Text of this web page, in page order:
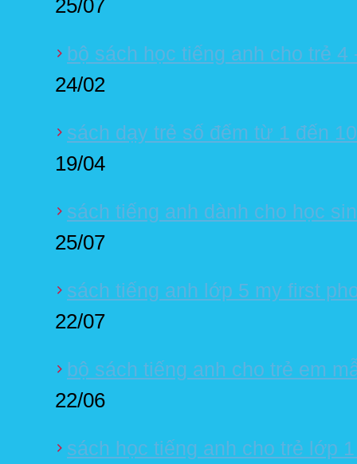
25/07
bộ sách học tiếng anh cho trẻ
24/02
sách dạy trẻ số đếm từ 1 đến
19/04
sách tiếng anh dành cho học
25/07
sách tiếng anh lớp 5 my first
22/07
bộ sách tiếng anh cho trẻ em
22/06
sách học tiếng anh cho trẻ lớp